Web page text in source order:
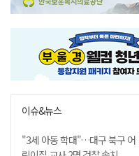
이슈&뉴스
"3세 아동 학대"…대구 북구 어